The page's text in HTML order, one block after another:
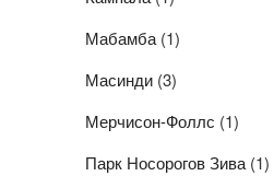
Мабамба(1)
Масинди (3)
Мерчисон-Фоллс (1)
Парк Носорогов Зива(1)